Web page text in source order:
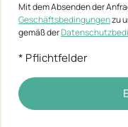
Mit dem Absenden der
Geschäftsbedingungenzu
gemäß der
* Pflichtfelder